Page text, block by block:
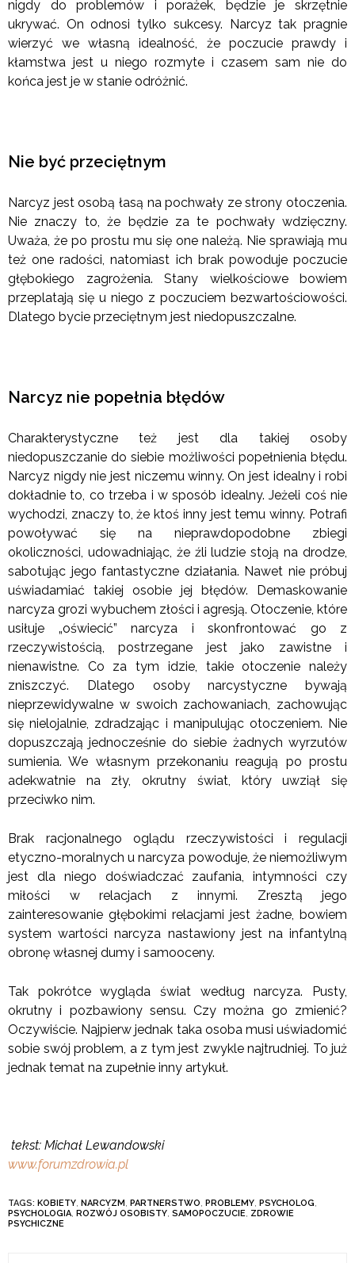
nigdy do problemów i porażek, będzie je skrzętnie
ukrywać. On odnosi tylko sukcesy. Narcyz tak pragnie
wierzyć we własną idealność, że poczucie prawdy i
kłamstwa jest u niego rozmyte i czasem sam nie do
końca jest je w stanie odróżnić.
Nie być przeciętnym
Narcyz jest osobą łasą na pochwały ze strony otoczenia.
Nie znaczy to, że będzie za te pochwały wdzięczny.
Uważa, że po prostu mu się one należą. Nie sprawiają mu
też one radości, natomiast ich brak powoduje poczucie
głębokiego zagrożenia. Stany wielkościowe bowiem
przeplatają się u niego z poczuciem bezwartościowości.
Dlatego bycie przeciętnym jest niedopuszczalne.
Narcyz nie popełnia błędów
Charakterystyczne też jest dla takiej osoby
niedopuszczanie do siebie możliwości popełnienia błędu.
Narcyz nigdy nie jest niczemu winny. On jest idealny i robi
dokładnie to, co trzeba i w sposób idealny. Jeżeli coś nie
wychodzi, znaczy to, że ktoś inny jest temu winny. Potrafi
powoływać się na nieprawdopodobne zbiegi
okoliczności, udowadniając, że źli ludzie stoją na drodze,
sabotując jego fantastyczne działania. Nawet nie próbuj
uświadamiać takiej osobie jej błędów. Demaskowanie
narcyza grozi wybuchem złości i agresją. Otoczenie, które
usiłuje „oświecić” narcyza i skonfrontować go z
rzeczywistością, postrzegane jest jako zawistne i
nienawistne. Co za tym idzie, takie otoczenie należy
zniszczyć. Dlatego osoby narcystyczne bywają
nieprzewidywalne w swoich zachowaniach, zachowując
się nielojalnie, zdradzając i manipulując otoczeniem. Nie
dopuszczają jednocześnie do siebie żadnych wyrzutów
sumienia. We własnym przekonaniu reagują po prostu
adekwatnie na zły, okrutny świat, który uwziął się
przeciwko nim.
Brak racjonalnego oglądu rzeczywistości i regulacji
etyczno-moralnych u narcyza powoduje, że niemożliwym
jest dla niego doświadczać zaufania, intymności czy
miłości w relacjach z innymi. Zresztą jego
zainteresowanie głębokimi relacjami jest żadne, bowiem
system wartości narcyza nastawiony jest na infantylną
obronę własnej dumy i samooceny.
Tak pokrótce wygląda świat według narcyza. Pusty,
okrutny i pozbawiony sensu. Czy można go zmienić?
Oczywiście. Najpierw jednak taka osoba musi uświadomić
sobie swój problem, a z tym jest zwykle najtrudniej. To już
jednak temat na zupełnie inny artykuł.
tekst: Michał Lewandowski
www.forumzdrowia.pl
TAGS: KOBIETY, NARCYZM, PARTNERSTWO, PROBLEMY, PSYCHOLOG,
PSYCHOLOGIA, ROZWÓJ OSOBISTY, SAMOPOCZUCIE, ZDROWIE
PSYCHICZNE